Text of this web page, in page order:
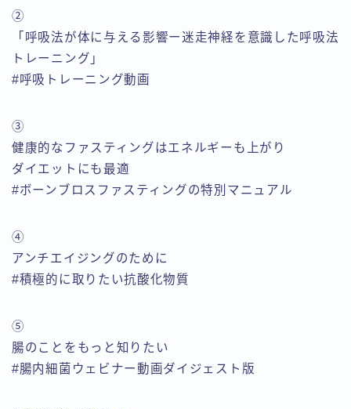
②
「呼吸法が体に与える影響ー迷走神経を意識した呼吸法
トレーニング」
#呼吸トレーニング動画
③
健康的なファスティングはエネルギーも上がり
ダイエットにも最適
#ボーンブロスファスティングの特別マニュアル
④
アンチエイジングのために
#積極的に取りたい抗酸化物質
⑤
腸のことをもっと知りたい
#腸内細菌ウェビナー動画ダイジェスト版